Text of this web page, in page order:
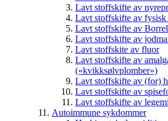
Lavt stoffskifte av
Lavt stoffskifte av fysisk
Lavt stoffskifte av
Lavt stoffskifte av
Lavt stoffskite av fluor
Lavt stoffskifte av
(«kvikksølvplomber»)
Lavt stoffskifte av (for)
Lavt stoffskifte av
Lavt stoffskifte av
Autoimmune sykdommer